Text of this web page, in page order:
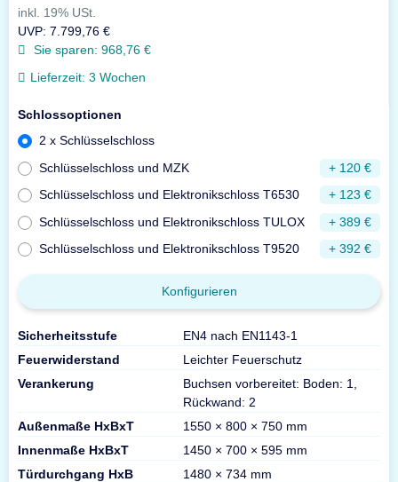
inkl. 19% USt.
UVP: 7.799,76 €
Sie sparen: 968,76 €
Lieferzeit: 3 Wochen
Schlossoptionen
2 x Schlüsselschloss
Schlüsselschloss und MZK
+ 120 €
Schlüsselschloss und Elektronikschloss T6530
+ 123 €
Schlüsselschloss und Elektronikschloss TULOX
+ 389 €
Schlüsselschloss und Elektronikschloss T9520
+ 392 €
Konfigurieren
Sicherheitsstufe
EN4 nach EN1143-1
Feuerwiderstand
Leichter Feuerschutz
Verankerung
Buchsen vorbereitet: Boden: 1,
Rückwand: 2
Außenmaße HxBxT
1550 × 800 × 750 mm
Innenmaße HxBxT
1450 × 700 × 595 mm
Türdurchgang HxB
1480 × 734 mm